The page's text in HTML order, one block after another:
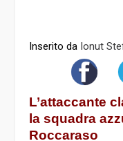
Inserito da Ionut
L’attaccante
la squadra
Roccaraso